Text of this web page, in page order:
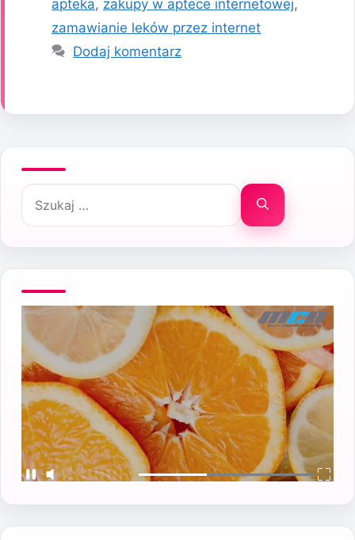
apteka, zakupy w aptece internetowej,
zamawianie leków przez internet
Dodaj komentarz
Szukaj: